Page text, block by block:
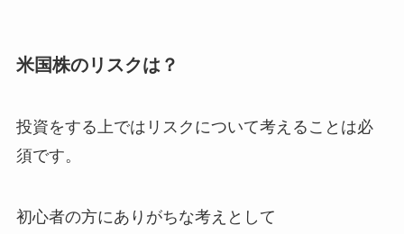
米国株のリスクは？
投資をする上ではリスクについて考えることは必
須です。
初心者の方にありがちな考えとして